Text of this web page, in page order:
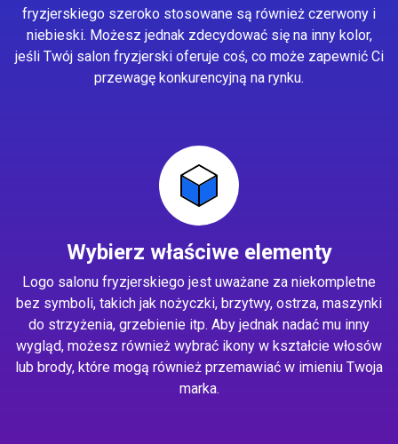
fryzjerskiego szeroko stosowane są również czerwony i
niebieski. Możesz jednak zdecydować się na inny kolor,
jeśli Twój salon fryzjerski oferuje coś, co może zapewnić Ci
przewagę konkurencyjną na rynku.
Wybierz właściwe elementy
Logo salonu fryzjerskiego jest uważane za niekompletne
bez symboli, takich jak nożyczki, brzytwy, ostrza, maszynki
do strzyżenia, grzebienie itp. Aby jednak nadać mu inny
wygląd, możesz również wybrać ikony w kształcie włosów
lub brody, które mogą również przemawiać w imieniu Twoja
marka.